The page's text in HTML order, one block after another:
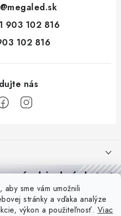
sme vám umožnili
stránky a vďaka analýze
výkon a použiteľnosť. Viac
@megaled.sk
903 102 816
102 816
od zmluvy
objednávku
aj praktické tipy,vďaka ktorým
a platiť menej.